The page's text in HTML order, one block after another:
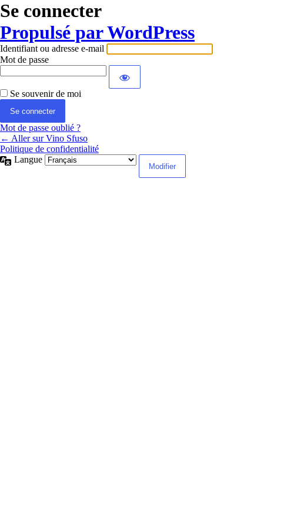
Se connecter
Propulsé par WordPress
Identifiant ou adresse e-mail
Mot de passe
Se souvenir de moi
Mot de passe oublié ?
← Aller sur Vino Sfuso
Politique de confidentialité
Langue